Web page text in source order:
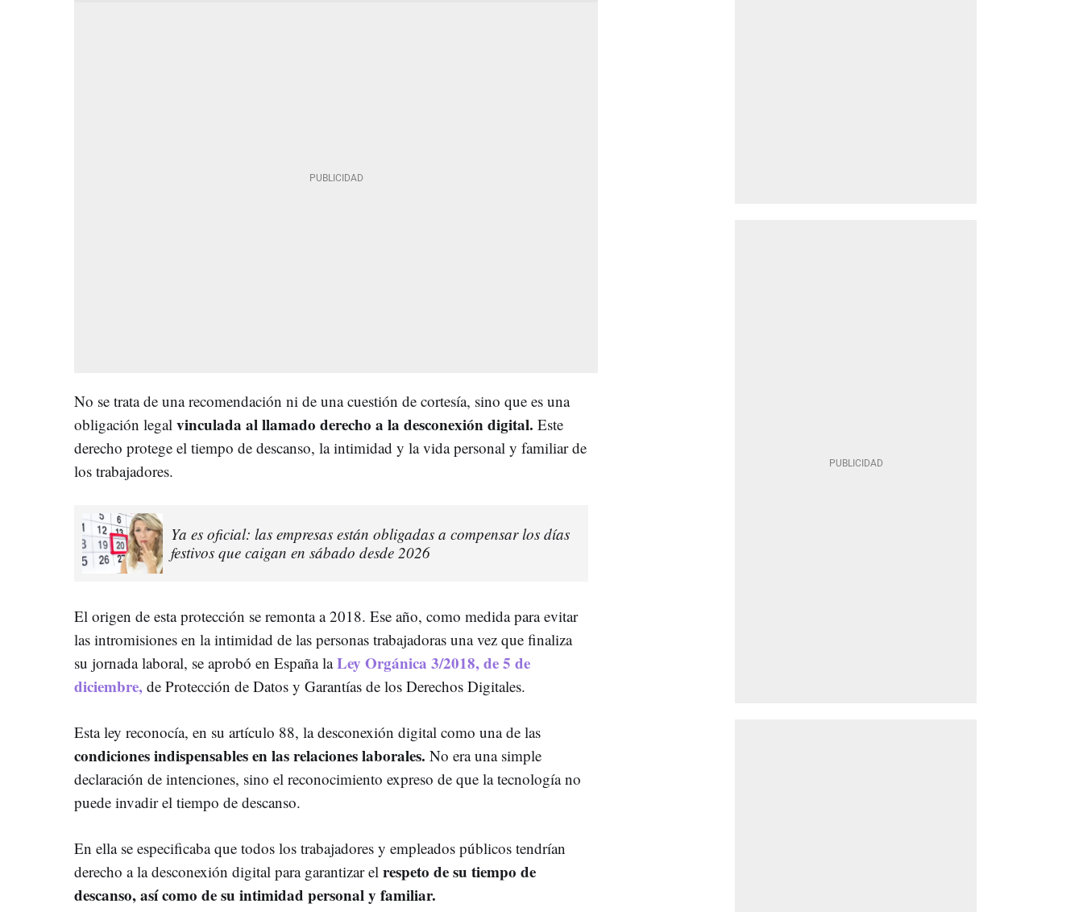
No se trata de una recomendación ni de una cuestión de cortesía, sino que es una
obligación legal vinculada al llamado derecho a la desconexión digital. Este
derecho protege el tiempo de descanso, la intimidad y la vida personal y familiar de
los trabajadores.
Ya es oficial: las empresas están obligadas a compensar los días
festivos que caigan en sábado desde 2026
El origen de esta protección se remonta a 2018. Ese año, como medida para evitar
las intromisiones en la intimidad de las personas trabajadoras una vez que finaliza
su jornada laboral, se aprobó en España laLey Orgánica 3/2018, de 5 de
diciembre, de Protección de Datos y Garantías de los Derechos Digitales.
Esta ley reconocía, en su artículo 88, la desconexión digital como una de las
condiciones indispensables en las relaciones laborales. No era una simple
declaración de intenciones, sino el reconocimiento expreso de que la tecnología no
puede invadir el tiempo de descanso.
En ella se especificaba que todos los trabajadores y empleados públicos tendrían
derecho a la desconexión digital para garantizar el respeto de su tiempo de
descanso, así como de su intimidad personal y familiar.